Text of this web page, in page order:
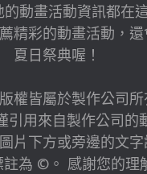
動畫活動資訊都在
精彩的動畫活動，
夏日祭典喔！
權皆屬於製作公司
引用來自製作公司的
片下方或旁邊的文
為 ©。 感謝您的理